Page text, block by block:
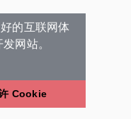
的互联网体
网站。
Cookie